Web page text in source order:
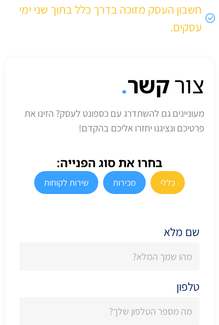
חשבון העסק מזוכה בדרך כלל בתוך שני ימי
עסקים.
צורקשר.
מעוניינים גם להשתדרג עם כספונט לעסק? הזינו את
פרטיכם ונציגנו יחזרו אליכם בהקדם!
בחרו את סוג הפנייה:
כללי מכירות שירות לקוחות
שם מלא
טלפון